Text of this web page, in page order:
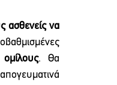
ασθενείς να
. Θα